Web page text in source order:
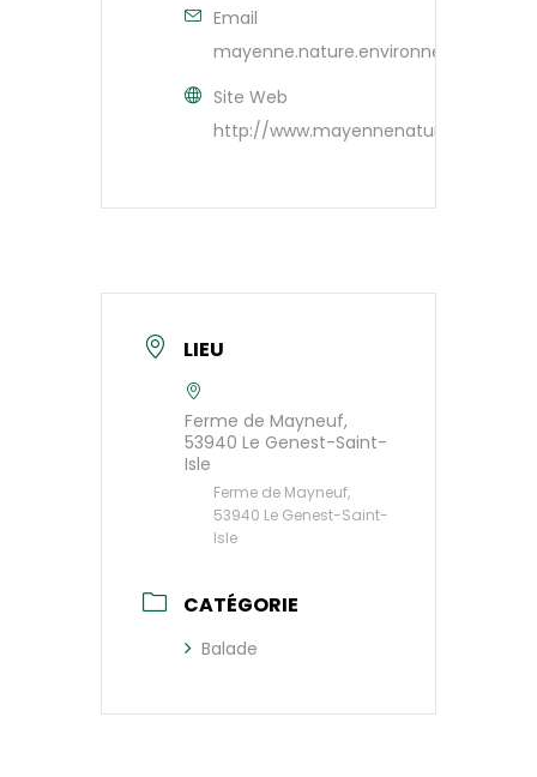
Email
Site Web
http://
LIEU
Ferme de Mayneuf,
53940 Le Genest-Saint-
Isle
Ferme de Mayneuf,
53940 Le Genest-Saint-
Isle
CATÉGORIE
Balade